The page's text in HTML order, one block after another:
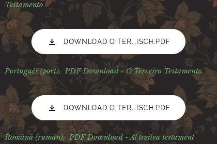
Testamento
DOWNLOAD O TER...ISCH.PDF
Português (port); PDF Download - O Terceiro Testamento
DOWNLOAD O TER...ISCH.PDF
Română (rumän);PDF Download - Al treilea testament